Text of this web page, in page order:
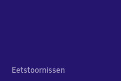
Eetstoornissen